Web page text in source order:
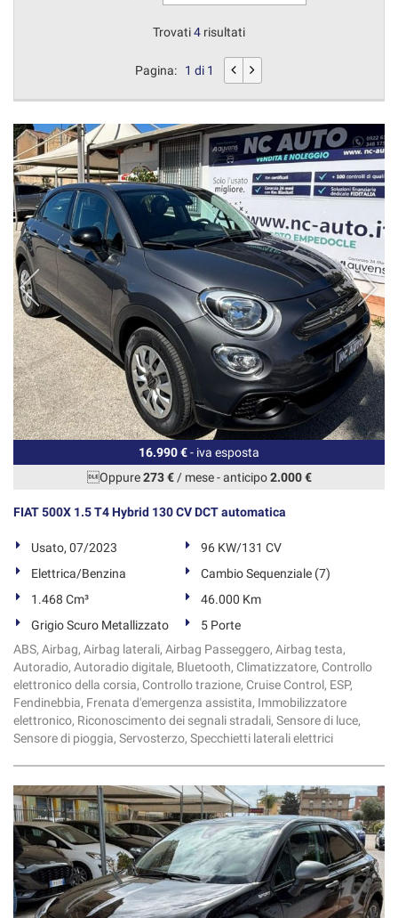
Trovati4 risultati
Pagina: 1 di 1
16.990 €- iva esposta
Oppure273 €/ mese-anticipo2.000 €
FIAT 500X 1.5 T4 Hybrid 130 CV DCT automatica
Usato, 07/2023
96 KW/131 CV
Elettrica/Benzina
Cambio Sequenziale (7)
1.468 Cm³
46.000 Km
Grigio Scuro Metallizzato
5 Porte
ABS, Airbag, Airbag laterali, Airbag Passeggero, Airbag testa,
Autoradio, Autoradio digitale, Bluetooth, Climatizzatore, Controllo
elettronico della corsia, Controllo trazione, Cruise Control, ESP,
Fendinebbia, Frenata d'emergenza assistita, Immobilizzatore
elettronico, Riconoscimento dei segnali stradali, Sensore di luce,
Sensore di pioggia, Servosterzo, Specchietti laterali elettrici